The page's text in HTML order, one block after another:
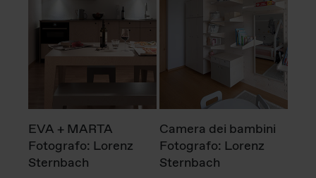
EVA + MARTA
Fotografo: Lorenz
Sternbach
Camera dei bambini
Fotografo: Lorenz
Sternbach